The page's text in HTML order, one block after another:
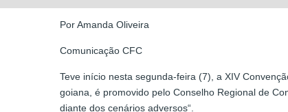
Por Amanda Oliveira
Comunicação CFC
Teve início nesta segunda-feira (7), a XIV
goiana, é promovido pelo Conselho Regional de
diante dos cenários adversos“.